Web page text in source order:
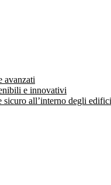
avanzati
e innovativi
sicuro all’interno degli